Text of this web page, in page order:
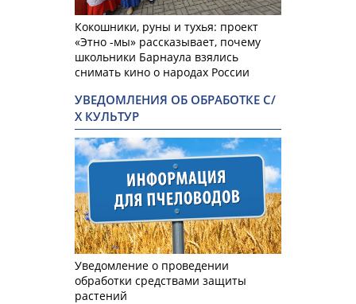
Кокошники, руны и тухья: проект
«Этно -мы» рассказывает, почему
школьники Барнаула взялись
снимать кино о народах России
УВЕДОМЛЕНИЯ ОБ ОБРАБОТКЕ С/
Х КУЛЬТУР
Уведомление о проведении
обработки средствами защиты
растений